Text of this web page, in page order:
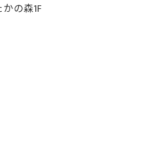
の森1F